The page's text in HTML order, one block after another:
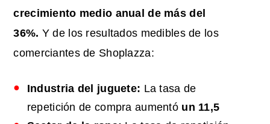
crecimiento medio anual de más del
36%. Y de los resultados medibles de los
comerciantes de Shoplazza:
Industria del juguete: La tasa de
repetición de compra aumentó un 11,5